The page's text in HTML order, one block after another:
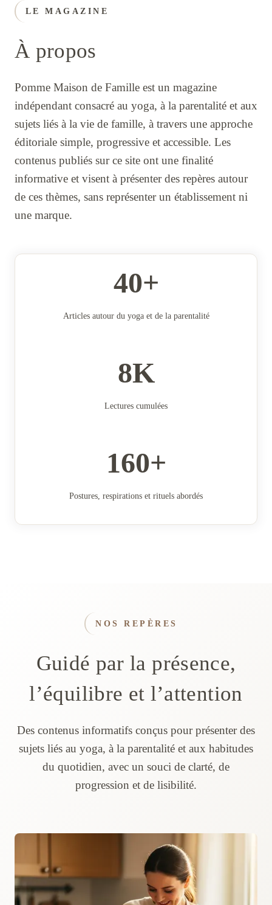
LE MAGAZINE
À propos
Pomme Maison de Famille est un magazine
indépendant consacré au yoga, à la parentalité et aux
sujets liés à la vie de famille, à travers une approche
éditoriale simple, progressive et accessible. Les
contenus publiés sur ce site ont une finalité
informative et visent à présenter des repères autour
de ces thèmes, sans représenter un établissement ni
une marque.
40+
Articles autour du yoga et de la parentalité
8K
Lectures cumulées
160+
Postures, respirations et rituels abordés
NOS REPÈRES
Guidé par la présence,
l’équilibre et l’attention
Des contenus informatifs conçus pour présenter des
sujets liés au yoga, à la parentalité et aux habitudes
du quotidien, avec un souci de clarté, de
progression et de lisibilité.